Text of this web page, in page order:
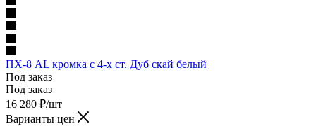
ПХ-8 AL кромка с 4-х ст. Дуб скай белый
Под заказ
Под заказ
16 280 ₽/шт
Варианты цен